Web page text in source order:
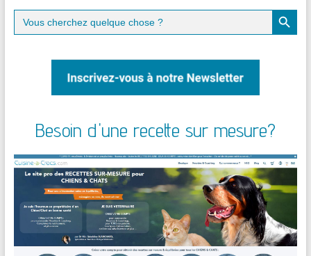
Search
for:
Search Button
Besoin d'une recette sur mesure?